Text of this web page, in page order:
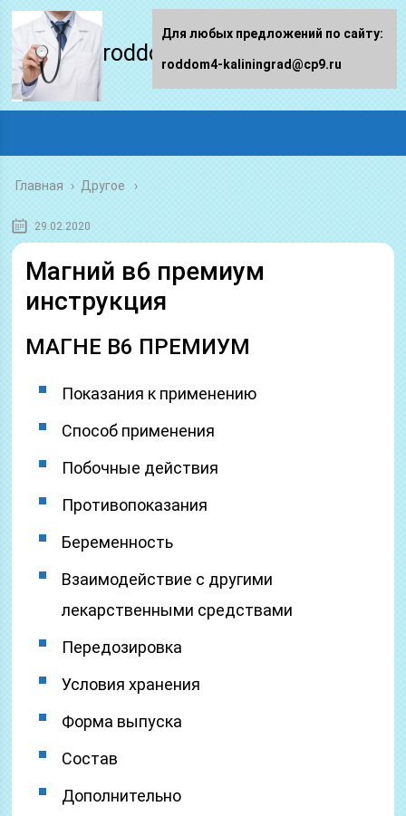
roddom4-kaliningrad.ru
Главная › Другое
29.02.2020
Магний в6 премиум
инструкция
МАГНЕ B6 ПРЕМИУМ
Показания к применению
Способ применения
Побочные действия
Противопоказания
Беременность
Взаимодействие с другими
лекарственными средствами
Передозировка
Условия хранения
Форма выпуска
Состав
Дополнительно
Для любых предложений по сайту:
roddom4-kaliningrad@cp9.ru